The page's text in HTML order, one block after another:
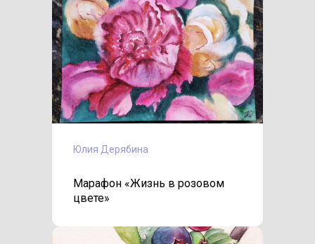
Юлия Дерябина
Марафон «Жизнь в розовом
цвете»